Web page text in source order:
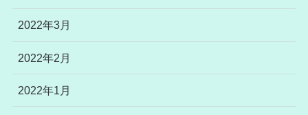
2022年3月
2022年2月
2022年1月